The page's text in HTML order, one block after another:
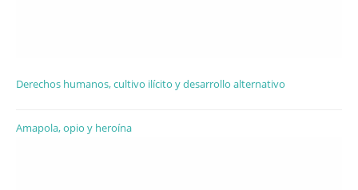
Derechos humanos, cultivo ilícito y desarrollo alternativo
Amapola, opio y heroína